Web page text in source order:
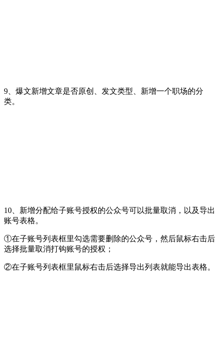
9、爆文新增文章是否原创、发文类型、新增一个职场的分
类。
10、新增分配给子账号授权的公众号可以批量取消，以及导出
账号表格。
①在子账号列表框里勾选需要删除的公众号，然后鼠标右击后
选择批量取消打钩账号的授权；
②在子账号列表框里鼠标右击后选择导出列表就能导出表格。